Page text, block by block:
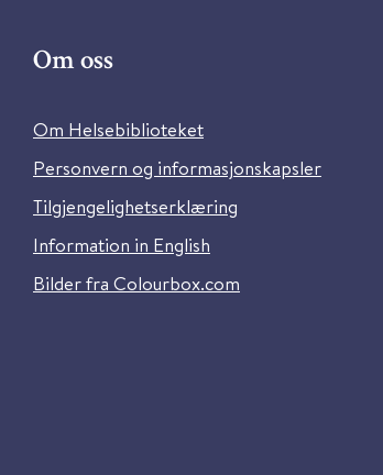
Om oss
Om Helsebiblioteket
Personvern og informasjonskapsler
Tilgjengelighetserklæring
Information in English
Bilder fra Colourbox.com